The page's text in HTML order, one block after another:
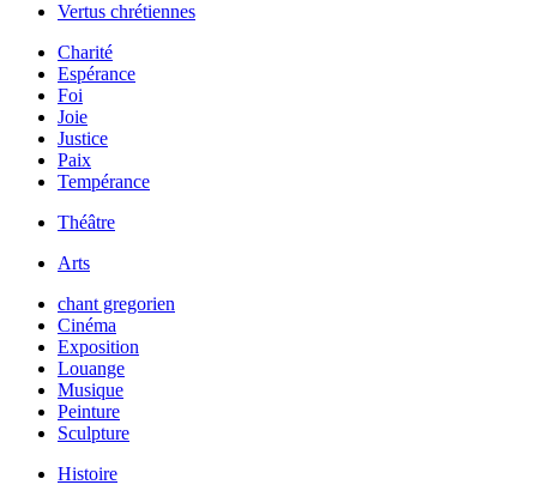
Vertus chrétiennes
Charité
Espérance
Foi
Joie
Justice
Paix
Tempérance
Théâtre
Arts
chant gregorien
Cinéma
Exposition
Louange
Musique
Peinture
Sculpture
Histoire